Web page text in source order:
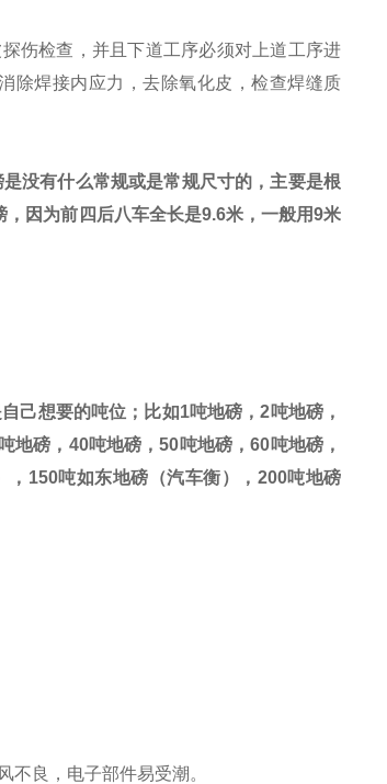
伤检查，并且下道工序必须对上道工序进
除焊接内应力，去除氧化皮，检查焊缝质
没有什么常规或是常规尺寸的，主要是根
，因为前四后八车全长是9.6米，一般用9米
己想要的吨位；比如1吨地磅，2吨地磅，
地磅， 40吨地磅，50吨地磅，60吨地磅，
， 150吨如东地磅（汽车衡）， 200吨地磅
良，电子部件易受潮。